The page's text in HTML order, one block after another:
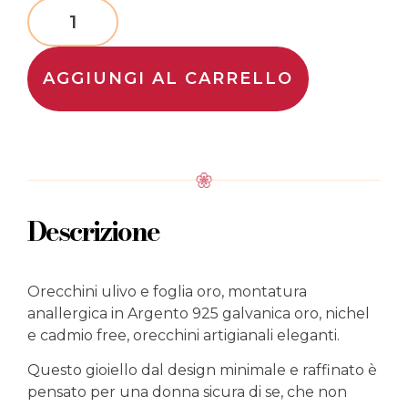
AGGIUNGI AL CARRELLO
Descrizione
Orecchini ulivo e foglia oro, montatura
anallergica in Argento 925 galvanica oro, nichel
e cadmio free, orecchini artigianali eleganti.
Questo gioiello dal design minimale e raffinato è
pensato per una donna sicura di se, che non